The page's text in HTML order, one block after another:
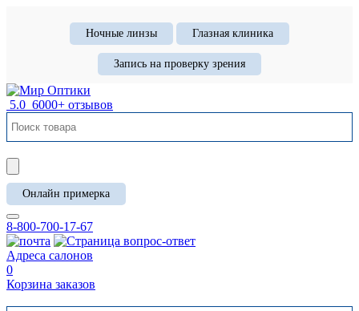
Ночные линзы Глазная клиника
Запись на проверку зрения
5.0 6000+ отзывов
Онлайн примерка
8-800-700-17-67
Адреса салонов
0
Корзина заказов